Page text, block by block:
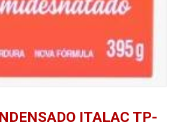
ITALAC TP-